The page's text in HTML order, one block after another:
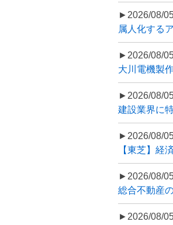
►2026/08/
属人化する
►2026/08/
大川電機製
►2026/08/
建設業界に
►2026/08/
【東芝】経
►2026/08/
総合不動産
►2026/08/